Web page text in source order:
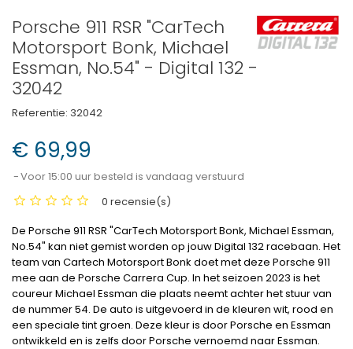
Porsche 911 RSR "CarTech
Motorsport Bonk, Michael
Essman, No.54" - Digital 132 -
32042
Referentie: 32042
€ 69,99
Voor 15:00 uur besteld is vandaag verstuurd
0 recensie(s)
De Porsche 911 RSR "CarTech Motorsport Bonk, Michael Essman,
No.54" kan niet gemist worden op jouw Digital 132 racebaan. Het
team van Cartech Motorsport Bonk doet met deze Porsche 911
mee aan de Porsche Carrera Cup. In het seizoen 2023 is het
coureur Michael Essman die plaats neemt achter het stuur van
de nummer 54. De auto is uitgevoerd in de kleuren wit, rood en
een speciale tint groen. Deze kleur is door Porsche en Essman
ontwikkeld en is zelfs door Porsche vernoemd naar Essman.